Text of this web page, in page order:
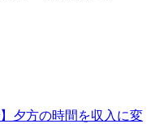
夕方の時間を収入に変